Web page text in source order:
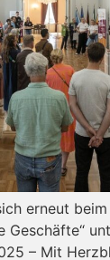
erneut beim
Geschäfte“
– Mit